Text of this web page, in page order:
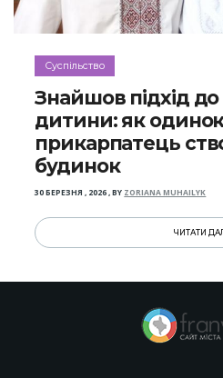
Суспільство
Знайшов підхід
дитини: як
прикарпатець
будинок
30 БЕРЕЗНЯ , 2026,BY ZORIANA MUHAILYK
ЧИТАТИ